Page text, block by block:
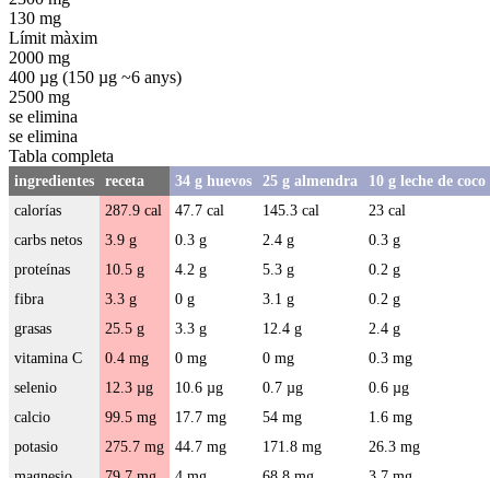
130 mg
Límit màxim
2000 mg
400 µg (150 µg ~6 anys)
2500 mg
se elimina
se elimina
Tabla completa
ingredientes
calorías
carbs netos
proteínas
fibra
grasas
vitamina C
selenio
calcio
potasio
receta
287.9 cal
3.9 g
10.5 g
3.3 g
25.5 g
0.4 mg
12.3 µg
99.5 mg
275.7 mg
34 g huevos
47.7 cal
0.3 g
4.2 g
0 g
3.3 g
0 mg
10.6 µg
17.7 mg
44.7 mg
25 g almendra
145.3 cal
2.4 g
5.3 g
3.1 g
12.4 g
0 mg
0.7 µg
54 mg
171.8 mg
10 g leche de coco
23 cal
0.3 g
0.2 g
0.2 g
2.4 g
0.3 mg
0.6 µg
1.6 mg
26.3 mg